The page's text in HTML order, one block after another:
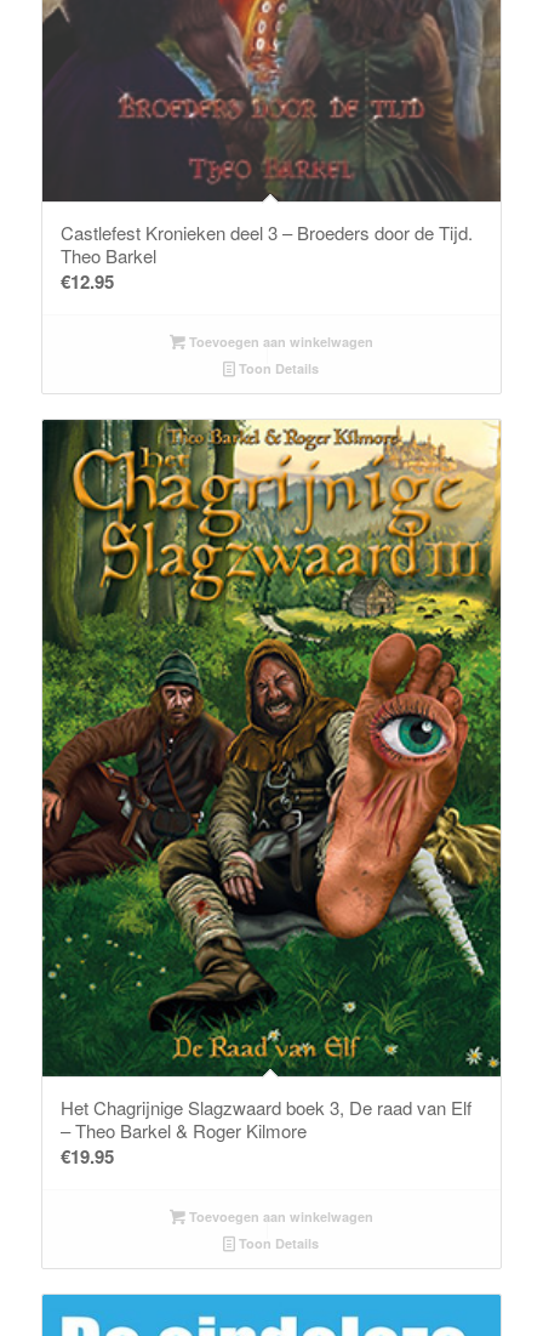
Castlefest Kronieken deel 3 – Broeders door de Tijd.
Theo Barkel
€12.95
Toevoegen aan winkelwagen
Toon Details
Het Chagrijnige Slagzwaard boek 3, De raad van Elf
– Theo Barkel & Roger Kilmore
€19.95
Toevoegen aan winkelwagen
Toon Details